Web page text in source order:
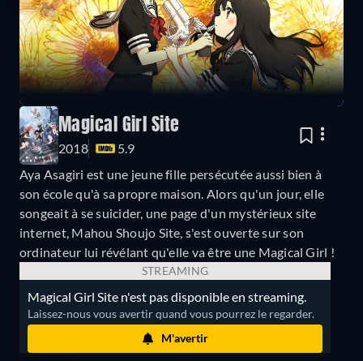
Magical Girl Site
2018
5.9
Aya Asagiri est une jeune fille persécutée aussi bien à
son école qu'à sa propre maison. Alors qu'un jour, elle
songeait à se suicider, une page d'un mystérieux site
internet, Mahou Shoujo Site, s'est ouverte sur son
ordinateur lui révélant qu'elle va être une Magical Girl !
STREAMING
Magical Girl Site n'est pas disponible en streaming.
Laissez-nous vous avertir quand vous pourrez le regarder.
M'avertir